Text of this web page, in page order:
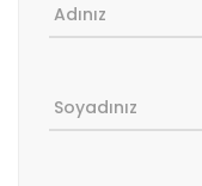
Adınız
Soyadınız